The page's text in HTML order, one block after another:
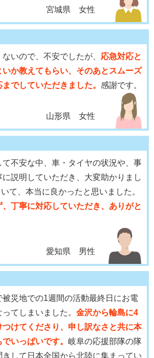
宮城県 女性
いので、不安でしたが、 応急対応と
か教えてもらい、そのあとスムーズ
でしていただきました。 感謝です。
山形県 女性
て不安な中、車・タイヤの状況や、事
説明していただき、大変助かりまし
て、本当に良かったと思いました。
丁寧に対応していただき、ありがと
愛知県 男性
災地での1週間の活動最終日にお電
てしまいました。 金沢から輪島に4
つけてくださり、申し訳なさと共に本
いっぱいです。 岐阜の応援部隊の隊
きして日本全国から北陸に集まってい